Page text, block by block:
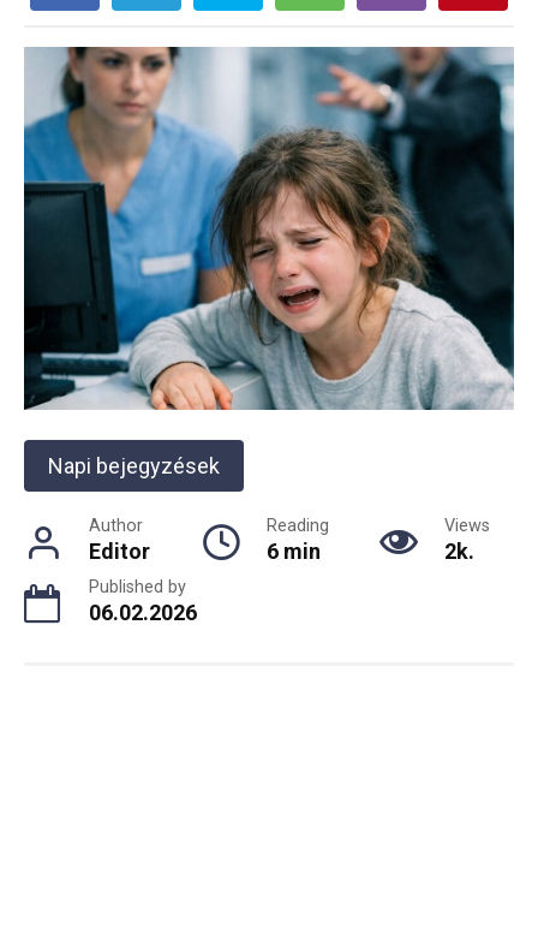
Napi bejegyzések
Author
Editor
Reading
6 min
Views
2k.
Published by
06.02.2026